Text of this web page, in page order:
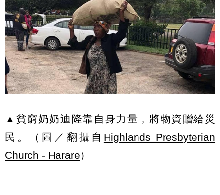
▲貧窮奶奶迪隆靠自身力量，將物資贈給災
民。（圖／翻攝自 Highlands Presbyterian
Church - Harare）